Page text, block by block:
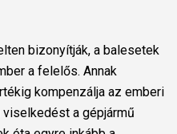
bizonyítják, a balesetek
a felelős. Annak
kompenzálja az emberi
a gépjármű